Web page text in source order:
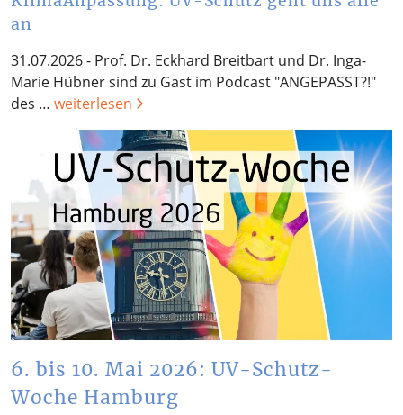
an
31.07.2026 - Prof. Dr. Eckhard Breitbart und Dr. Inga-
Marie Hübner sind zu Gast im Podcast "ANGEPASST?!"
des … weiterlesen
6. bis 10. Mai 2026: UV-Schutz-
Woche Hamburg